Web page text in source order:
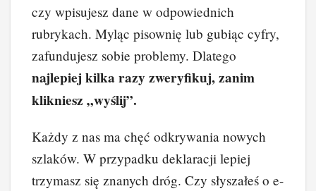
czy wpisujesz dane w odpowiednich
rubrykach. Myląc pisownię lub gubiąc cyfry,
zafundujesz sobie problemy. Dlatego
najlepiej kilka razy zweryfikuj, zanim
klikniesz „wyślij”.
Każdy z nas ma chęć odkrywania nowych
szlaków. W przypadku deklaracji lepiej
trzymasz się znanych dróg. Czy słyszałeś o e-